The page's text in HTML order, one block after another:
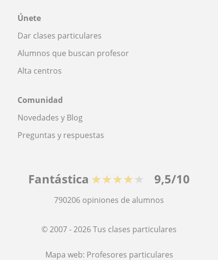
Únete
Dar clases particulares
Alumnos que buscan profesor
Alta centros
Comunidad
Novedades y Blog
Preguntas y respuestas
Fantástica ★★★★★ 9,5/10
790206 opiniones de alumnos
© 2007 - 2026 Tus clases particulares
Mapa web: Profesores particulares